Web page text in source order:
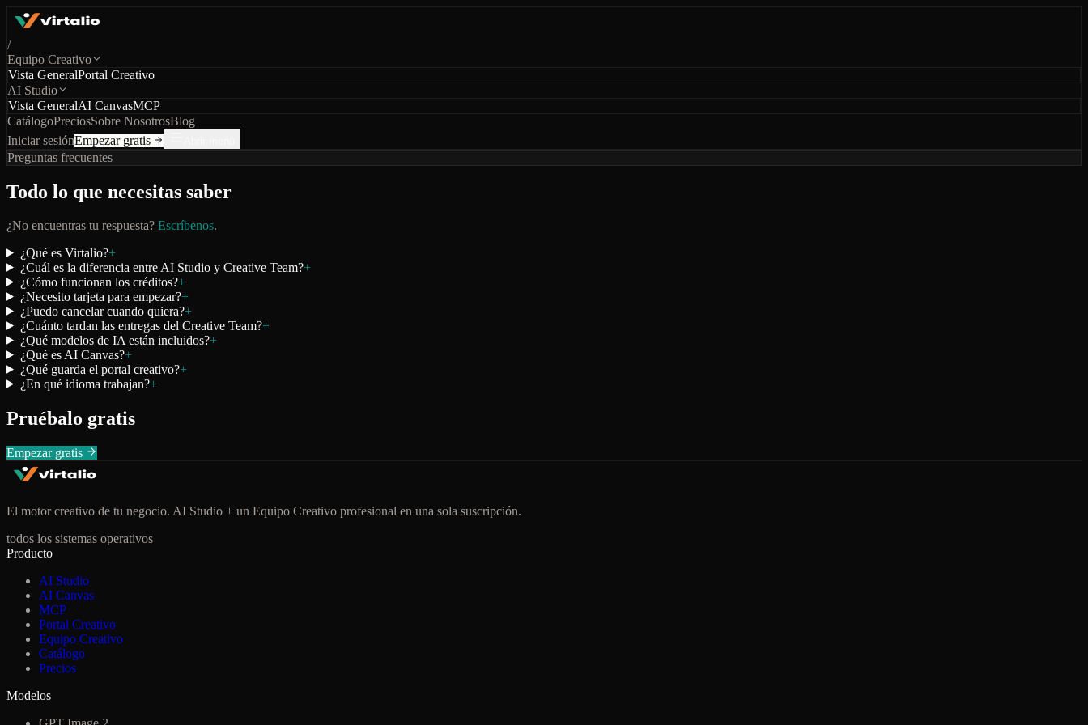
/
Equipo Creativo
Vista GeneralPortal Creativo
AI Studio
Vista GeneralAI CanvasMCP
CatálogoPreciosSobre NosotrosBlog
Iniciar sesiónEmpezar gratis
Preguntas frecuentes
Todo lo que necesitas saber
¿No encuentras tu respuesta? Escríbenos.
¿Qué es Virtalio?+
¿Cuál es la diferencia entre AI Studio y Creative Team?+
¿Cómo funcionan los créditos?+
¿Necesito tarjeta para empezar?+
¿Puedo cancelar cuando quiera?+
¿Cuánto tardan las entregas del Creative Team?+
¿Qué modelos de IA están incluidos?+
¿Qué es AI Canvas?+
¿Qué guarda el portal creativo?+
¿En qué idioma trabajan?+
Pruébalo gratis
Empezar gratis
El motor creativo de tu negocio. AI Studio + un Equipo Creativo profesional en una sola suscripción.
todos los sistemas operativos
Producto
AI Studio
AI Canvas
MCP
Portal Creativo
Equipo Creativo
Catálogo
Precios
Modelos